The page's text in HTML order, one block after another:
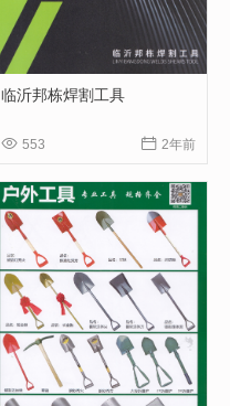
临沂邦栋焊割工具
 553  2年前